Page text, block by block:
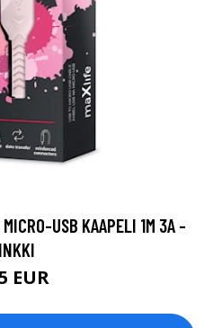
USB KAAPELI 1M 3A -
EUR